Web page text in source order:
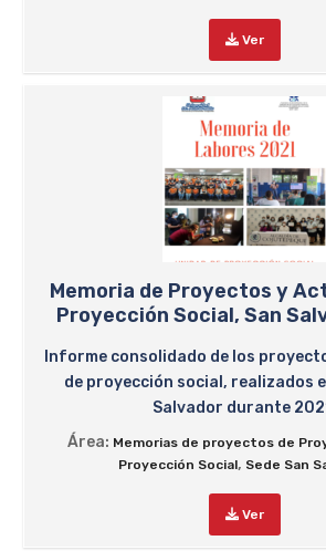
Ver
Memoria de Proyectos y
Proyección Social, San
Informe consolidado de los
de proyección social, realizados
Salvador durante
Área: Memorias de proyectos de
Proyección Social, Sede San
Ver